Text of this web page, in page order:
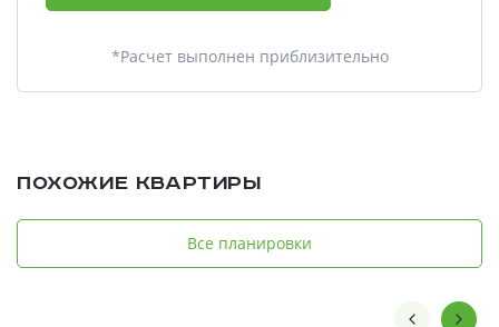
*Расчет выполнен приблизительно
Похожие квартиры
Все планировки